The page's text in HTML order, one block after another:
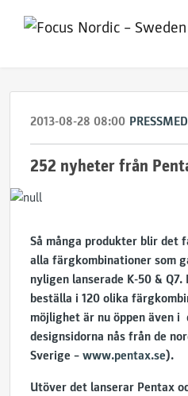
2013-08-28 08:00
252 nyheter från
Så många produkter blir det
alla färgkombinationer som
nyligen lanserade K-50 &
beställa i 120 olika
möjlighet är nu öppen även i
designsidorna nås från de
Sverige – www.pentax.se).
Utöver det lanserar Pentax